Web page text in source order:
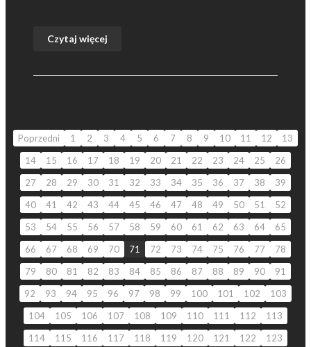
Czytaj więcej
Poprzedni 1 2 3 4 5 6 7 8 9 10 11 12
13
14
15 16 17 18 19 20 21 22 23 24 25
26
27
28 29 30 31 32 33 34 35 36 37 38
39
40
41 42 43 44 45 46 47 48 49 50 51
52
53
54 55 56 57 58 59 60 61 62 63 64
65
66
67 68 69 70 71 72 73 74 75 76 77
78
79
80 81 82 83 84 85 86 87 88 89 90
91
92
93 94 95 96 97 98 99 100 101 102
103
104
105 106 107 108 109 110 111 112
113
114
115 116 117 118 119 120 121 122 123